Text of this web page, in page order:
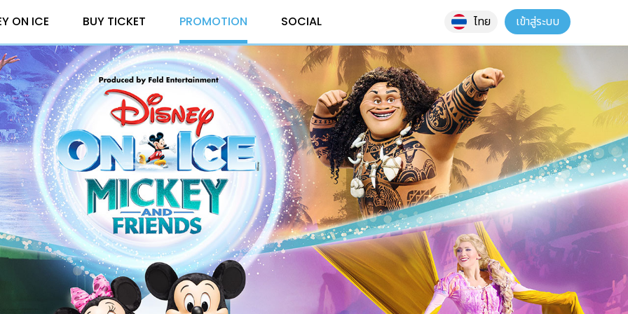
ON ICE BUY TICKET PROMOTION SOCIAL ไทย เข้าสู่ระบบ